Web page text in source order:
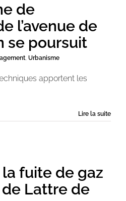
de
l’avenue de
se poursuit
, Urbanisme
apportent les
Lire la suite
fuite de gaz
de Lattre de